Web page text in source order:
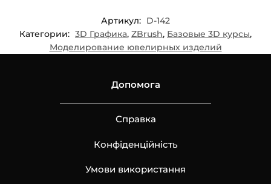
Артикул: D-142
Категории: 3D Графика, ZBrush, Базовые 3D курсы,
Моделирование ювелирных изделий
Допомога
Справка
Конфіденційність
Умови використання